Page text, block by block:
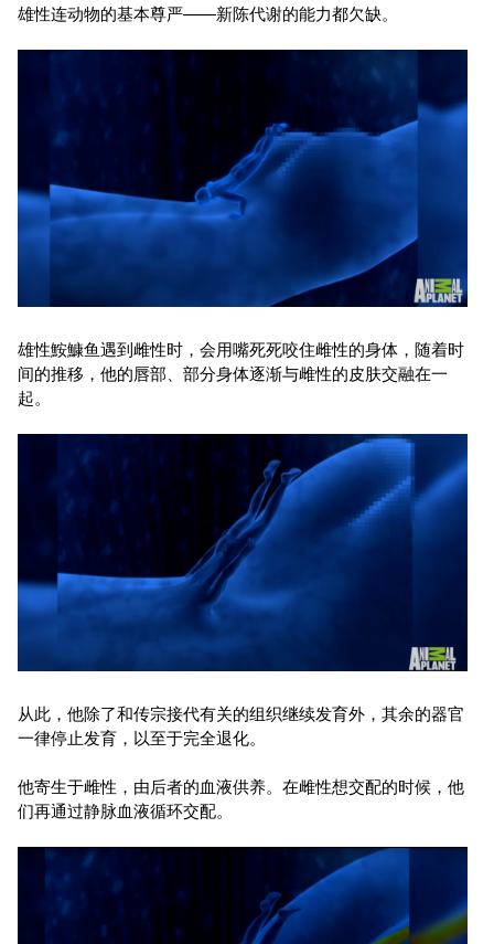
雄性连动物的基本尊严——新陈代谢的能力都欠缺。
雄性鮟鱇鱼遇到雌性时，会用嘴死死咬住雌性的身体，随着时
间的推移，他的唇部、部分身体逐渐与雌性的皮肤交融在一
起。
从此，他除了和传宗接代有关的组织继续发育外，其余的器官
一律停止发育，以至于完全退化。
他寄生于雌性，由后者的血液供养。在雌性想交配的时候，他
们再通过静脉血液循环交配。